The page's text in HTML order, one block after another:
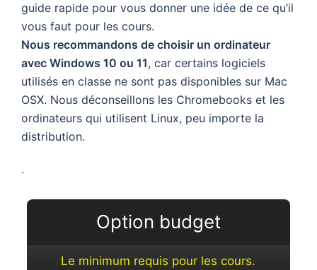
guide rapide pour vous donner une idée de ce qu’il
vous faut pour les cours.
Nous recommandons de choisir un ordinateur
avec Windows 10 ou 11, car certains logiciels
utilisés en classe ne sont pas disponibles sur Mac
OSX. Nous déconseillons les Chromebooks et les
ordinateurs qui utilisent Linux, peu importe la
distribution.
.
Option budget
Le minimum requis pour les cours.